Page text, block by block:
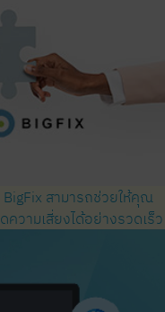
BigFix สามารถช่วยให้คุณ
ความเสี่ยงได้อย่างรวดเร็ว